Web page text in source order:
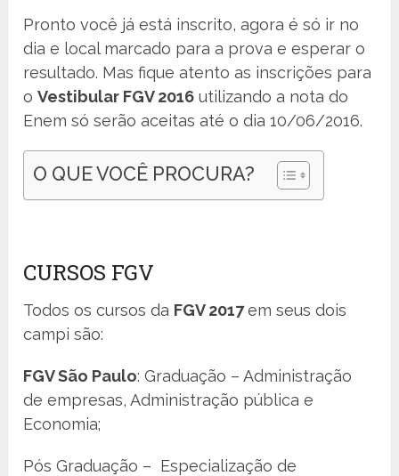
Pronto você já está inscrito, agora é só ir no
dia e local marcado para a prova e esperar o
resultado. Mas fique atento as inscrições para
oVestibular FGV 2016 utilizando a nota do
Enem só serão aceitas até o dia 10/06/2016.
O QUE VOCÊ PROCURA?
CURSOS FGV
Todos os cursos da FGV 2017em seus dois
campi são:
FGV São Paulo: Graduação – Administração
de empresas, Administração pública e
Economia;
Pós Graduação – Especialização de